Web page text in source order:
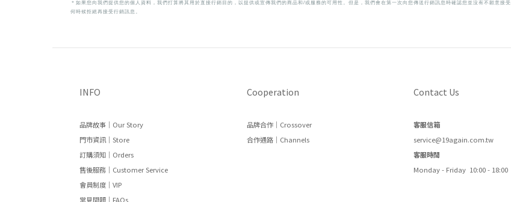
＊如果您向我們提供您的個人資料，我們打算將其用於直接行銷目的，以提供或宣傳我們的商品和/或服務的可用性。但是，我們會在第一次向您傳送行銷訊息時確認您並沒有不願意
何時候拒絕再接受行銷訊息。
INFO
品牌故事｜Our Story
門市資訊｜Store
訂購須知｜Orders
售後服務｜Customer Service
會員制度｜VIP
常見問題｜FAQs
Cooperation
品牌合作｜Crossover
合作通路｜Channels
Contact Us
客服信箱
service@19again.com.tw
客服時間
Monday - Friday 10:00 - 18:00